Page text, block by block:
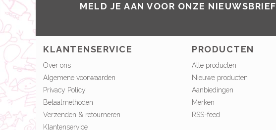
MELD JE AAN VOOR ONZE NIEUWSBRIEF
KLANTENSERVICE
Over ons
Algemene voorwaarden
Privacy Policy
Betaalmethoden
Verzenden & retourneren
Klantenservice
PRODUCTEN
Alle producten
Nieuwe producten
Aanbiedingen
Merken
RSS-feed